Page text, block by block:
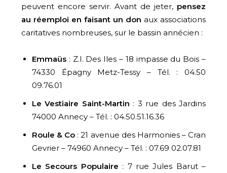
peuvent encore servir. Avant de jeter, pensez
au réemploi en faisant un don aux associations
caritatives nombreuses, sur le bassin annécien :
Emmaüs : Z.I. Des Iles – 18 impasse du Bois –
74330 Épagny Metz-Tessy – Tél. : 04.50
09.76.01
Le Vestiaire Saint-Martin : 3 rue des Jardins
74000 Annecy – Tél. : 04.50.51.16.36
Roule & Co : 21 avenue des Harmonies – Cran
Gevrier – 74960 Annecy – Tél. : 07.69 02.07.81
Le Secours Populaire : 7 rue Jules Barut –